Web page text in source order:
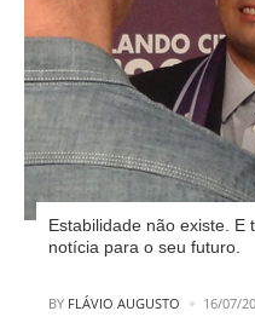
Estabilidade não existe. E
notícia para o seu futuro.
POSTED
BY FLÁVIO AUGUSTO 16/07/